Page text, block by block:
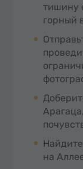
тишину
горный
на